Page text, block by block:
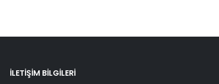
İLETİŞİM BİLGİLERİ